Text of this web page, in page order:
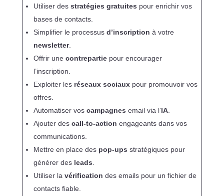
Utiliser des stratégies gratuites pour enrichir vos
bases de contacts.
Simplifier le processus d’inscription à votre
newsletter.
Offrir une contrepartiepour encourager
l’inscription.
Exploiter les réseaux sociauxpour promouvoir vos
offres.
Automatiser vos campagnes email via l’IA.
Ajouter des call-to-action engageants dans vos
communications.
Mettre en place des pop-ups stratégiques pour
générer des leads
Utiliser la vérification des emails pour un fichier de
contacts fiable.